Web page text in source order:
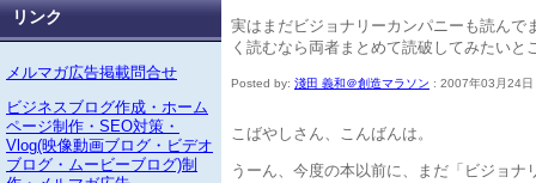
実はまだビジョナリーカンパニーも読んで
く読むなら両者まとめて読破してみたいと
Posted by: 淺田 義和＠創造マラソン : 2007年03月24
こばやしさん、こんばんは。
うーん、今度の本以前に、まだ「ビジョナ
リンク
メルマガ広告掲載問合せ
ビジネスブログ作成・ホーム
ページ制作・SEO対策・
Vlog(映像動画ブログ・ビデオ
ブログ・ムービーブログ)制